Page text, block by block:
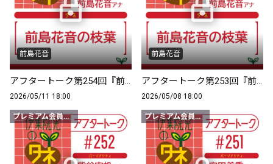
前島花音
アフタートーク第254回『前島花音の枝葉』
2026/05/11 18:00
前島花音
アフタートーク第253回『前島花音の枝葉』
2026/05/08 18:00
プレミアム会員限定 プレミアム会員限定